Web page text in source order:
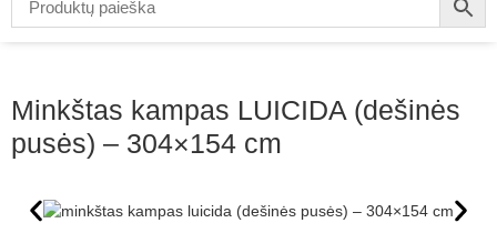
Minkštas kampas LUICIDA (dešinės
pusės) – 304×154 cm